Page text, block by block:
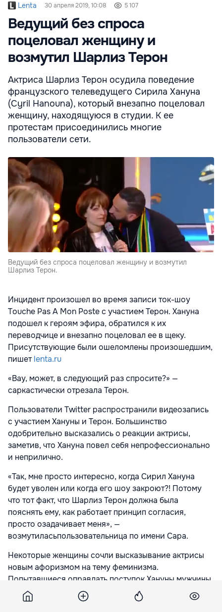
Lenta 30 апреля 2019, 10:08 5 107
Ведущий без спроса
поцеловал женщину и
возмутил Шарлиз Терон
Актриса Шарлиз Терон осудила поведение
французского телеведущего Сирила Хануна
(Cyril Hanouna), который внезапно поцеловал
женщину, находящуюся в студии. К ее
протестам присоединились многие
пользователи сети.
Ведущий без спроса поцеловал женщину и возмутил
Шарлиз Терон.
Инцидент произошел во время записи ток-шоу
Touche Pas A Mon Poste с участием Терон. Хануна
подошел к героям эфира, обратился к их
переводчице и внезапно поцеловал ее в щеку.
Присутствующие были ошеломлены произошедшим,
пишетlenta.ru
«Вау, может, в следующий раз спросите?» —
саркастически отрезала Терон.
Пользователи Twitter распространили видеозапись
с участием Хануны и Терон. Большинство
одобрительно высказались о реакции актрисы,
заметив, что Хануна повел себя непрофессионально
и неприлично.
«Так, мне просто интересно, когда Сирил Хануна
будет уволен или когда его шоу закроют?! Потому
что тот факт, что Шарлиз Терон должна была
пояснять ему, как работает принцип согласия,
просто озадачивает меня», —
возмутиласьпользовательница по имени Сара.
Некоторые женщины сочли высказывание актрисы
новым афоризмом на тему феминизма.
Попытавшиеся оправдать поступок Хануны мужчины
были обруганы. «Могли бы мужчины заткнуться в
реакциях на это видео? Мы понимаем, что вам не